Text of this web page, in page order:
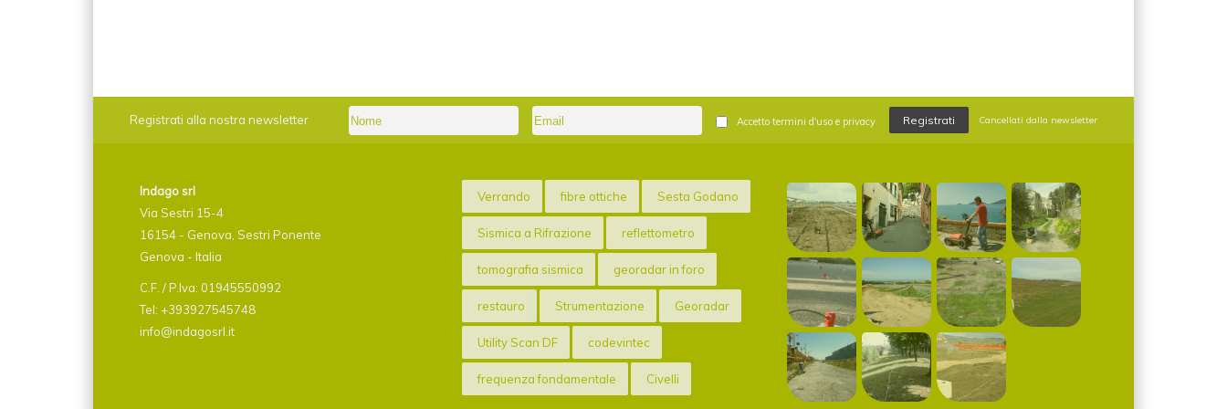
Registrati alla nostra newsletter Accetto termini d'uso e privacy Registrati Cancellati dalla newsletter
Indago srl
Via Sestri 15-4
16154 - Genova, Sestri Ponente
Genova - Italia
C.F. / P.Iva: 01945550992
Tel: +393927545748
info@indagosrl.it
Verrando fibre ottiche Sesta Godano
Sismica a Rifrazione reflettometro
tomografia sismica georadar in foro
restauro Strumentazione Georadar
Utility Scan DF codevintec
frequenza fondamentale Civelli